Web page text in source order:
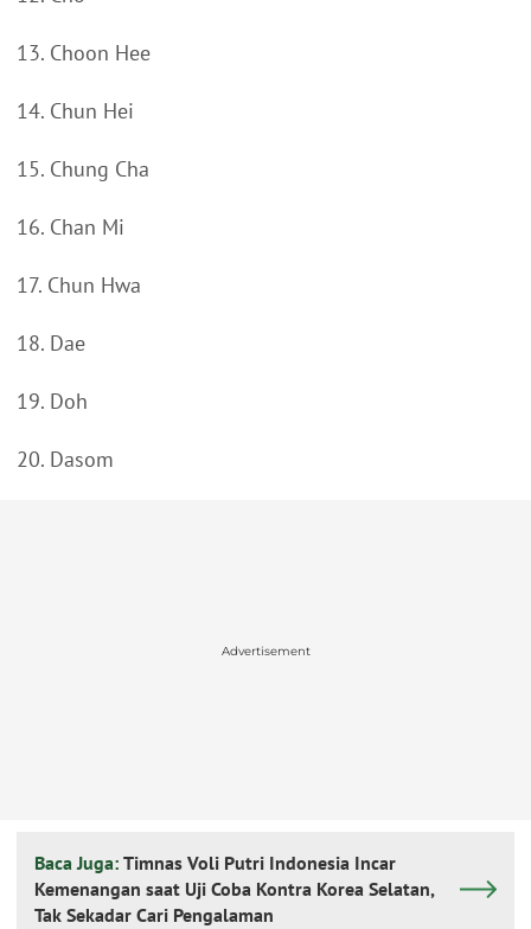
13. Choon Hee
14. Chun Hei
15. Chung Cha
16. Chan Mi
17. Chun Hwa
18. Dae
19. Doh
20. Dasom
Advertisement
Baca Juga: Timnas Voli Putri Indonesia Incar
Kemenangan saat Uji Coba Kontra Korea Selatan,
Tak Sekadar Cari Pengalaman